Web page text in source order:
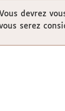
Vous devrez
serez